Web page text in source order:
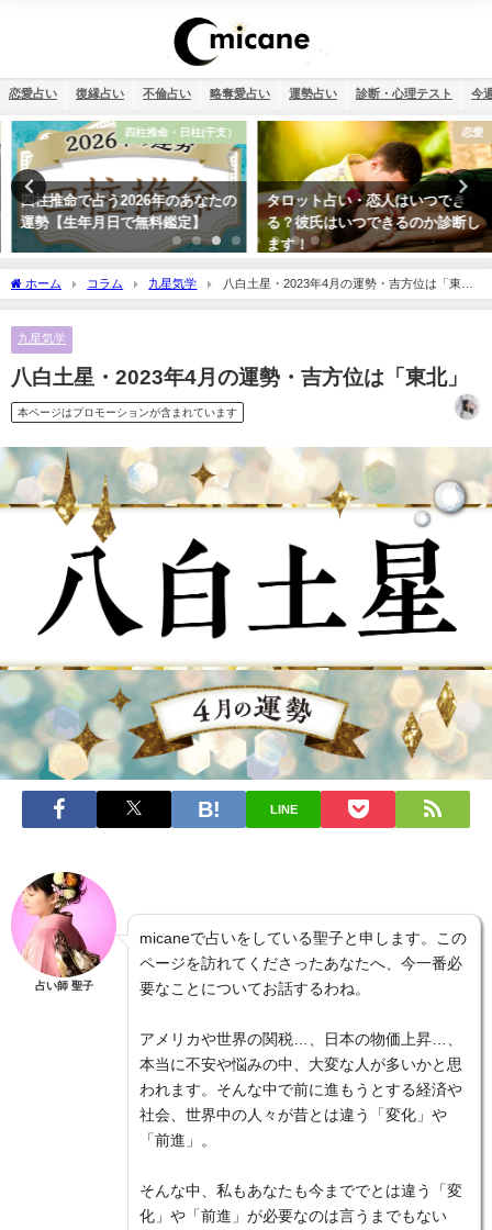
恋愛占い 復縁占い 不倫占い 略奪愛占い 運勢占い 診断・心理テスト 今
四柱推命・日柱(干支）
四柱推命で占う2026年のあなたの
運勢【生年月日で無料鑑定】
恋愛
タロット占い・恋人はいつでき
る？彼氏はいつできるのか診断し
ます！
ホーム コラム 九星気学
八白土星・2023年4月の運勢・吉方位は「東
北」
九星気学
八白土星・2023年4月の運勢・吉方位は「東北」
本ページはプロモーションが含まれています
LINE
占い師 聖子
micaneで占いをしている聖子と申します。この
ページを訪れてくださったあなたへ、今一番必
要なことについてお話するわね。
アメリカや世界の関税…、日本の物価上昇…、
本当に不安や悩みの中、大変な人が多いかと思
われます。そんな中で前に進もうとする経済や
社会、世界中の人々が昔とは違う「変化」や
「前進」。
そんな中、私もあなたも今まででとは違う「変
化」や「前進」が必要なのは言うまでもない